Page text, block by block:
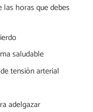
horas que debes
saludable
tensión arterial
adelgazar